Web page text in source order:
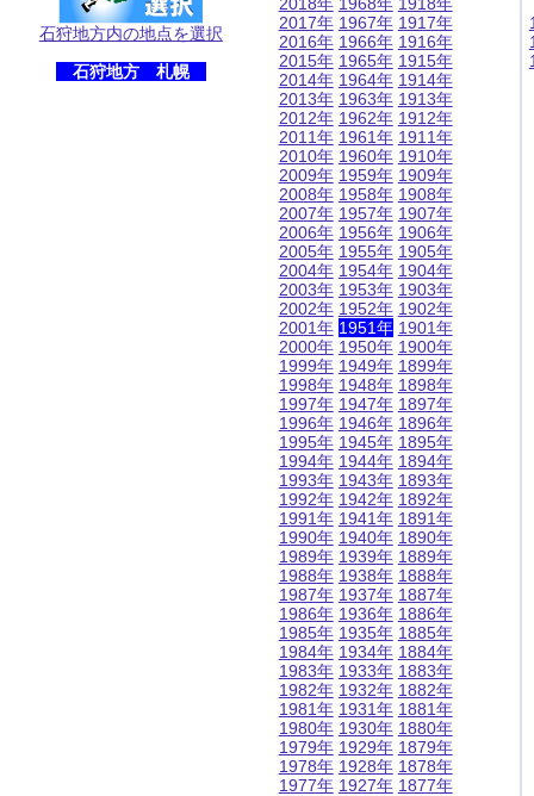
石狩地方内の地点を選択
石狩地方 札幌
2017年
2016年
2015年
2014年
2013年
2012年
2011年
2010年
2009年
2008年
2007年
2006年
2005年
2004年
2003年
2002年
2001年
2000年
1999年
1998年
1997年
1996年
1995年
1994年
1993年
1992年
1991年
1990年
1989年
1988年
1987年
1986年
1985年
1984年
1983年
1982年
1981年
1980年
1979年
1978年
1977年
1967年
1966年
1965年
1964年
1963年
1962年
1961年
1960年
1959年
1958年
1957年
1956年
1955年
1954年
1953年
1952年
1951年
1950年
1949年
1948年
1947年
1946年
1945年
1944年
1943年
1942年
1941年
1940年
1939年
1938年
1937年
1936年
1935年
1934年
1933年
1932年
1931年
1930年
1929年
1928年
1927年
1917年
1916年
1915年
1914年
1913年
1912年
1911年
1910年
1909年
1908年
1907年
1906年
1905年
1904年
1903年
1902年
1901年
1900年
1899年
1898年
1897年
1896年
1895年
1894年
1893年
1892年
1891年
1890年
1889年
1888年
1887年
1886年
1885年
1884年
1883年
1882年
1881年
1880年
1879年
1878年
1877年